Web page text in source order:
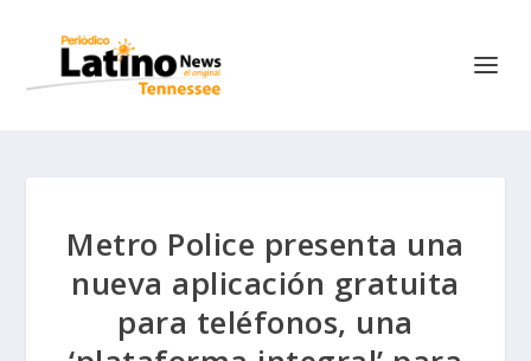
Metro Police presenta una
nueva aplicación gratuita
para teléfonos, una